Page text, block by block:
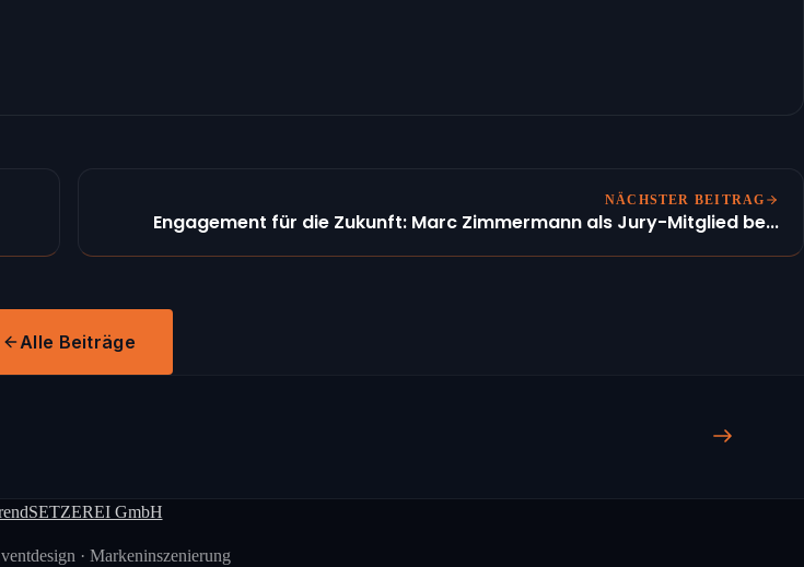
NÄCHSTER BEITRAG
Engagement für die Zukunft: Marc Zimmermann als Jury-Mitglied be...
Alle Beiträge
· Markeninszenierung